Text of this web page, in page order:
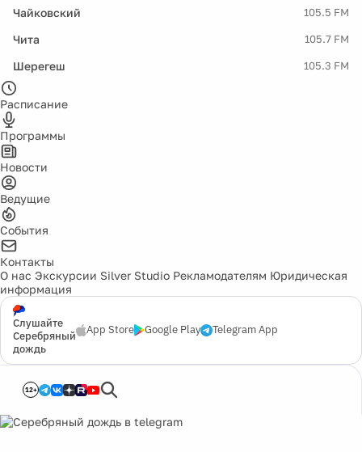
Чайковский 105.5 FM
Чита 105.7 FM
Шерегеш 105.3 FM
Расписание
Программы
Новости
Ведущие
События
Контакты
О нас Экскурсии Silver Studio Рекламодателям Юридическая
информация
Слушайте
Серебряный
дождь
App Store Google Play Telegram App
12+